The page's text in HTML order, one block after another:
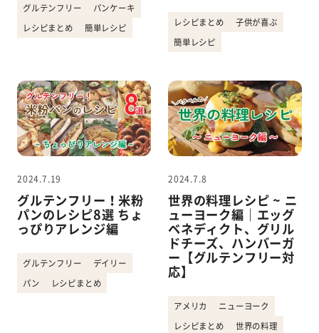
グルテンフリー パンケーキ
レシピまとめ 簡単レシピ
レシピまとめ 子供が喜ぶ
簡単レシピ
2024.7.19
グルテンフリー！米粉
パンのレシピ8選 ちょ
っぴりアレンジ編
グルテンフリー デイリー
パン レシピまとめ
2024.7.8
世界の料理レシピ ~ ニ
ューヨーク編｜エッグ
ベネディクト、グリル
ドチーズ、ハンバーガ
ー【グルテンフリー対
応】
アメリカ ニューヨーク
レシピまとめ 世界の料理